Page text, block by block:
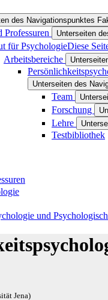
des Navigationspunktes
Professuren Unterseiten
für PsychologieDiese
Arbeitsbereiche
Unterseiten des
Team
Forschung
Lehre
Testbibliothek
und
Jena)